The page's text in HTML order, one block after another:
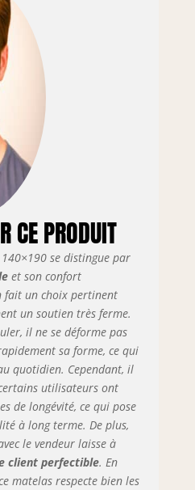
densite 40 kgs/m3
- hauteur totale 23
cm " - tissu strech
3d hyper ventilé
qui permet une
d'air pour une
respiration
optimale du
matelas ✅ Accueil
ferme et soutien
bon maintien du
dos 🌙 Et tous les
matériaux sont
certifiés oeko-tex
standard 240 🛡️
Garanti 5 ans -
deux faces de
couchage pour une
plus longue durée
de vie du matelas
CE PRODUIT
se distingue par
et son confort
fait un choix pertinent
un soutien très ferme.
il ne se déforme pas
sa forme, ce qui
quotidien. Cependant, il
utilisateurs ont
de longévité, ce qui pose
à long terme. De plus,
le vendeur laisse à
client perfectible. En
matelas respecte bien les